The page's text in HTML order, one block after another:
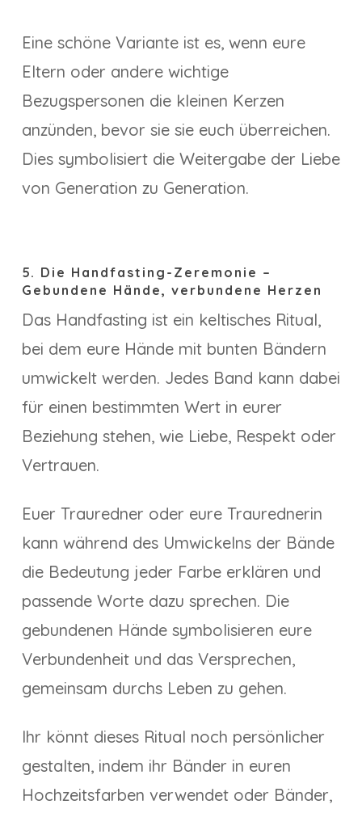
Eine schöne Variante ist es, wenn eure
Eltern oder andere wichtige
Bezugspersonen die kleinen Kerzen
anzünden, bevor sie sie euch überreichen.
Dies symbolisiert die Weitergabe der Liebe
von Generation zu Generation.
5. Die Handfasting-Zeremonie –
Gebundene Hände, verbundene Herzen
Das Handfasting ist ein keltisches Ritual,
bei dem eure Hände mit bunten Bändern
umwickelt werden. Jedes Band kann dabei
für einen bestimmten Wert in eurer
Beziehung stehen, wie Liebe, Respekt oder
Vertrauen.
Euer Trauredner oder eure Traurednerin
kann während des Umwickelns der Bände
die Bedeutung jeder Farbe erklären und
passende Worte dazu sprechen. Die
gebundenen Hände symbolisieren eure
Verbundenheit und das Versprechen,
gemeinsam durchs Leben zu gehen.
Ihr könnt dieses Ritual noch persönlicher
gestalten, indem ihr Bänder in euren
Hochzeitsfarben verwendet oder Bänder,